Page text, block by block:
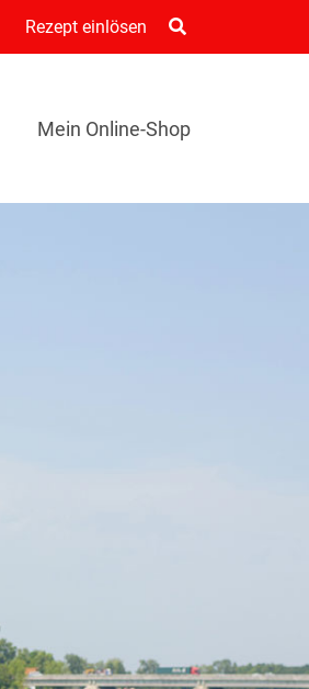
Rezept einlösen
Mein Online-Shop